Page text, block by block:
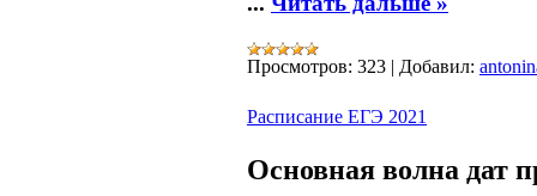
Просмотров: 323 | Добавил:
Расписание ЕГЭ 2021
Основная волна дат